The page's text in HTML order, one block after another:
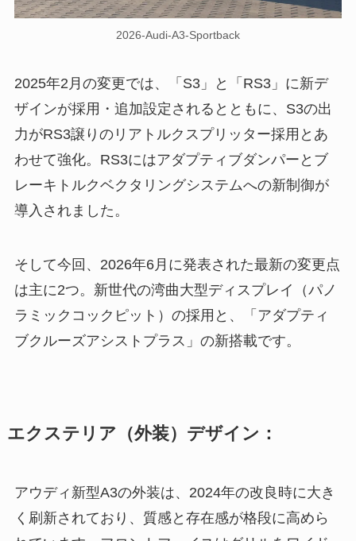
2026-Audi-A3-Sportback
2025年2月の変更では、「S3」と「RS3」に新デ
ザインが採用・追加設定されるとともに、S3の出
力がRS3譲りのリアトルクスプリッター採用とあ
わせて強化。RS3にはアダプティブダンパーとブ
レーキトルクベクタリングシステムへの新制御が
導入されました。
そして今回、2026年6月に発表された最新の変更点
は主に2つ。新世代の湾曲大型ディスプレイ（パノ
ラミックコックピット）の採用と、「アダプティ
ブクルーズアシストプラス」の新搭載です。
エクステリア（外装）デザイン：
アウディ新型A3の外装は、2024年の改良時に大き
く刷新されており、質感と存在感が格段に高めら